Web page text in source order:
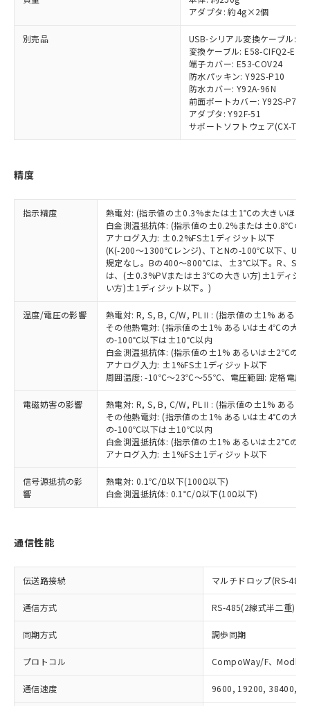
アダプタ: 約4g×2個
別売品
USB-シリアル変換ケーブル:
変換ケーブル: E58-CIFQ2-E
端子カバー: E53-COV24
防水パッキン: Y92S-P10
防水カバー: Y92A-96N
前面ポートカバー: Y92S-P7
アダプタ: Y92F-51
サポートソフトウェア(CX-
精度
指示精度
熱電対: (指示値の±0.3%または±1℃の大きいほう
白金測温抵抗体: (指示値の±0.2%または±0.8℃の
アナログ入力: ±0.2%FS±1ディジット以下
(K(-200～1300℃レンジ)、TとNの-100℃以下、U
規定なし。Bの400～800℃は、±3℃以下。R、S
は、(±0.3%PVまたは±3℃の大きい方)±1ディジ
い方)±1ディジット以下。)
温度/電圧の影響
熱電対: R, S, B, C/W, PLⅡ: (指示値の±1% ある
その他熱電対: (指示値の±1% あるいは±4℃の大き
の-100℃以下は±10℃以内
白金測温抵抗体: (指示値の±1% あるいは±2℃の大
アナログ入力: ±1%FS±1ディジット以下
周囲温度: -10℃～23℃～55℃、電圧範囲: 定格電圧
電磁妨害の影響
熱電対: R, S, B, C/W, PLⅡ: (指示値の±1% ある
その他熱電対: (指示値の±1% あるいは±4℃の大き
の-100℃以下は±10℃以内
白金測温抵抗体: (指示値の±1% あるいは±2℃の大
アナログ入力: ±1%FS±1ディジット以下
信号源抵抗の影
響
熱電対: 0.1℃/Ω以下(100Ω以下)
白金測温抵抗体: 0.1℃/Ω以下(10Ω以下)
通信性能
伝送路接続 マルチドロップ(RS-485)
通信方式 RS-485(2線式半二重)
同期方式 調歩同期
プロトコル CompoWay/F、Modbus
通信速度 9600, 19200, 38400,
商品の当社在庫状況および標準価格
(税抜)を提供させていただくもので
当社制御機器事業取扱商品の中には、
本サービスの対象外となる商品もある
ことをご了承ください。
在庫状況および標準価格照会結果は、
記載している更新日時点での社内デー
タに基づき作成されるものであり、閲
様のお取引先、またはお客様担当のオ
ムロン制御機器販売店・当社販売員に
ご相談ください。
オムロン制御機器販売店や当社販売拠
点は「販売ネットワーク
」をご確認
ください。
在庫状況および標準価格結果を当社の
事前の承諾なく第三者に漏洩または開
示しないようお願いします。
マイパーツ機能（部品リスト作成サー
ビス）をご利用いただくには、I-Web
メンバーズにご登録されている必要が
あります。
お客様が当ウェブサイト上で当社にご
登録された部品リストについて、当社
および当社の共同利用者が、当社の製
品・サービスに関するお客様との取
引・商談に必要な範囲で利用すること
をご了承ください。
※当社の共同利用者とは、"個人情報
の共同利用に関して"
の「1.共同利
用者の範囲」に記載されている法人を
非含有の対応状況を調査中または確認中の
非該当品：ライセンス料など無形物で、有
害物質有無と関係のない商品です。
仕入先様の事情により、非含有部品として
いたものが、含有品と判明した場合などや
むを得ず変更することがあります。
ルベンジル（BBP） 1000ppm以下、フタル酸ジブチル
（DBP） 1000ppm以下、フタル酸ジイソブチル
(DIBP) 1000ppm以下
但し、RoHS指令で産業用監視および制御機器に対する
適用除外項目は除く。
フタル酸エステル類の４物質については閾値を超える意
図的な使用がないことを確認しています。
※2 対応予定月
部品在庫の切り替え状況などにより、予定
月が前後することがあります。
※3 非含有証明書ダウンロード
下記の非含有証明書をダウンロードするこ
とができます。
EU RoHS指令（10物質）の非含有証明書
51物質の非含有証明書（当社基準）
※本証明書は発行日時点で非含有を証明す
荷製品に未対応品が混在することから備考
欄に対応日を記載しておりました。
既に当社にて対応品への在庫切替を完了
していることから、特段のことがない限
り、2022年1月12日より割愛しておりま
「○」：最大均質材料含有率が中国RoHSの
基準値以下であることを示します。
「×」：最大均質材料含有率が中国RoHSの
基準値を超えていることを示します。
「－」：未確認です。当社販売部門へお問
DBP(フタル酸ジブチル) : 1000ppm、 DIBP(フタル酸ジ
イソブチル) : 1000ppm、 BBP(フタル酸ブチルベンジ
ル) : 1000ppm、
DEHP(フタル酸ビス(2-エチルヘキシル)) : 1000ppm
※2 環境保護使用期限
「ｅ」：有害物質（10物質）のすべてが基
準値以下であることを示します。
「10」：通常の使用状況下において有害物
質が外部に漏えいし、環境に深刻な影響を
及ぼさない年数を意味します。
「－」：未確認です。当社販売部門へお問
い合わせください。
当社は、これら貴社製品のうち、外国
為替および外国貿易法に定める商品
（以下｢規制貨物等」という）を輸出
または国外への提供する場合は、日本
国政府の輸出許可(または役務取引許
全に破砕するなど、違法に輸出されな
いよう必要な手段を講じます。
当社は貴社製品を、核兵器、ミサイ
ル、化学兵器、生物兵器またはその他
武器並びにこれらの製造装置等に一切
使用いたしません。
当社は、貴社製品を第三者に販売する
場合は、上記1、2および3の内容を当
該第三者に通知します。また当社は、
販売先および販売に係わる関係者が違
法に輸出するおそれがある場合は、取
り引きをいたしません。
合意する キャンセル
一定数には満たないが在庫あり
在庫なし(最新の在庫状況につ
いては、お客様のお取引先、ま
たはお客様担当のオムロン制御
機器販売店・当社販売員にご確
認ください)
受注生産機種、また在庫状況の
情報を公開していない機種